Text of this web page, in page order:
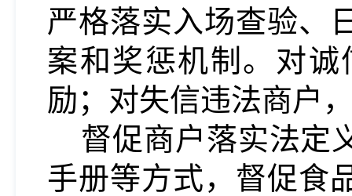
严格落实入场查验、
案和奖惩机制。对
励；对失信违法商户
督促商户落实法定
手册等方式，督促食